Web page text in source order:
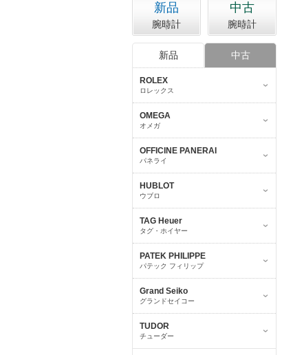
新品
腕時計
中古
腕時計
新品 中古
ROLEX
ロレックス
OMEGA
オメガ
OFFICINE PANERAI
パネライ
HUBLOT
ウブロ
TAG Heuer
タグ・ホイヤー
PATEK PHILIPPE
パテック フィリップ
Grand Seiko
グランドセイコー
TUDOR
チューダー